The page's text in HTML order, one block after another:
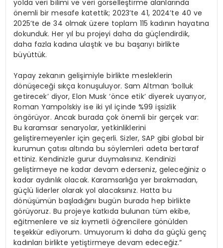
yolda veri bilimi ve veri görselleştirme alanlarında
önemli bir mesafe katettik; 2023’te 41, 2024’te 40 ve
2025’te de 34 olmak üzere toplam 115 kadının hayatına
dokunduk. Her yıl bu projeyi daha da güçlendirdik,
daha fazla kadına ulaştık ve bu başarıyı birlikte
büyüttük.
Yapay zekanın gelişimiyle birlikte mesleklerin
dönüşeceği sıkça konuşuluyor. Sam Altman ‘bolluk
getirecek’ diyor, Elon Musk ‘önce etik’ diyerek uyarıyor,
Roman Yampolskiy ise iki yıl içinde %99 işsizlik
öngörüyor. Ancak burada çok önemli bir gerçek var:
Bu karamsar senaryolar, yetkinliklerini
geliştiremeyenler için geçerli. Sizler, SAP gibi global bir
kurumun çatısı altında bu söylemleri adeta bertaraf
ettiniz. Kendinizle gurur duymalısınız. Kendinizi
geliştirmeye ne kadar devam ederseniz, geleceğiniz o
kadar aydınlık olacak. Karamsarlığa yer bırakmadan,
güçlü liderler olarak yol alacaksınız. Hatta bu
dönüşümün başladığını bugün burada hep birlikte
görüyoruz. Bu projeye katkıda bulunan tüm ekibe,
eğitmenlere ve siz kıymetli öğrencilere gönülden
teşekkür ediyorum. Umuyorum ki daha da güçlü genç
kadınları birlikte yetiştirmeye devam edeceğiz.”